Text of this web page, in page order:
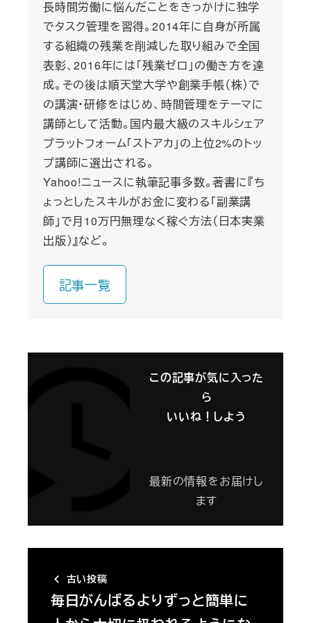
長時間労働に悩んだことをきっかけに独学
でタスク管理を習得。2014年に自身が所属
する組織の残業を削減した取り組みで全国
表彰、2016年には「残業ゼロ」の働き方を達
成。その後は順天堂大学や創業手帳（株）で
の講演・研修をはじめ、時間管理をテーマに
講師として活動。国内最大級のスキルシェア
プラットフォーム「ストアカ」の上位2%のトッ
プ講師に選出される。
Yahoo!ニュースに執筆記事多数。著書に『ち
ょっとしたスキルがお金に変わる「副業講
師」で月10万円無理なく稼ぐ方法（日本実業
出版）』など。
記事一覧
この記事が気に入った
ら
いいね！しよう
最新の情報をお届けし
ます
古い投稿
毎日がんばるよりずっと簡単に